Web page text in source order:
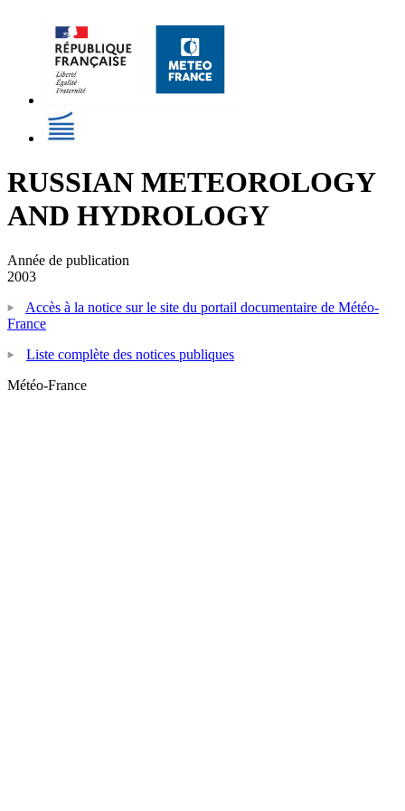
RUSSIAN METEOROLOGY
AND HYDROLOGY
Année de publication
2003
Accès à la notice sur le site du portail documentaire de Météo-
France
Liste complète des notices publiques
Météo-France